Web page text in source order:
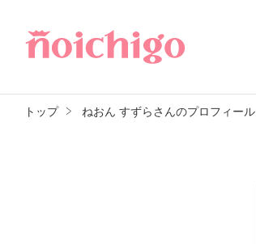
トップ ねおん すずらさんのプロフィール